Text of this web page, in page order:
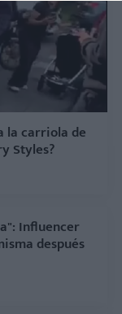
la carriola de
Styles?
Influencer
después